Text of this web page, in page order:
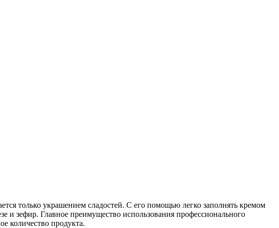
только украшением сладостей. С его помощью легко заполнять кремом
и зефир. Главное преимущество использования профессионального
количество продукта.